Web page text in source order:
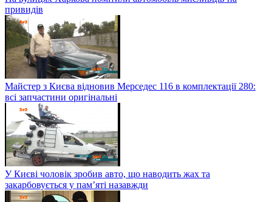
привидів
Майстер з Києва відновив Мерседес 116 в комплектації 280:
всі запчастини оригінальні
У Києві чоловік зробив авто, що наводить жах та
закарбовується у пам’яті назавжди